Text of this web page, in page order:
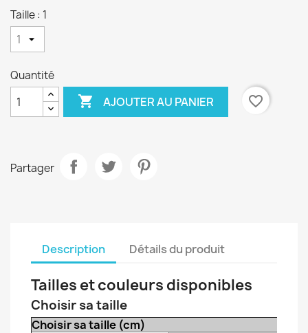
Taille : 1
Quantité
 AJOUTER AU PANIER favorite_border
Partager
Description Détails du produit
Tailles et couleurs disponibles
Choisir sa taille
Choisir sa taille (cm)